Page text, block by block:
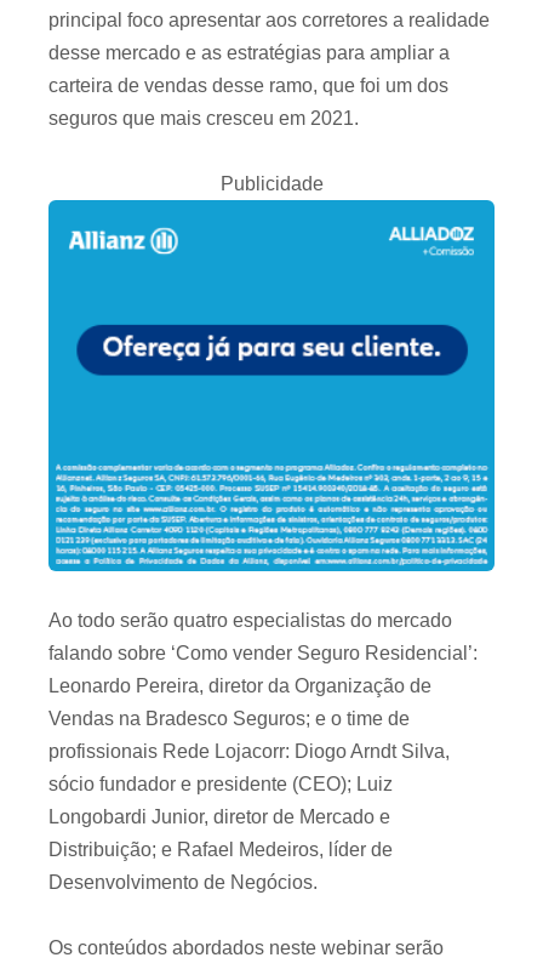
principal foco apresentar aos corretores a realidade
desse mercado e as estratégias para ampliar a
carteira de vendas desse ramo, que foi um dos
seguros que mais cresceu em 2021.
Publicidade
Ao todo serão quatro especialistas do mercado
falando sobre ‘Como vender Seguro Residencial’:
Leonardo Pereira, diretor da Organização de
Vendas na Bradesco Seguros; e o time de
profissionais Rede Lojacorr: Diogo Arndt Silva,
sócio fundador e presidente (CEO); Luiz
Longobardi Junior, diretor de Mercado e
Distribuição; e Rafael Medeiros, líder de
Desenvolvimento de Negócios.
Os conteúdos abordados neste webinar serão